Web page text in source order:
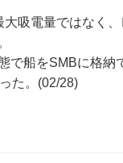
吸電量ではなく
で船をSMBに格納
た。(02/28)